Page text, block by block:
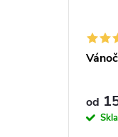
od